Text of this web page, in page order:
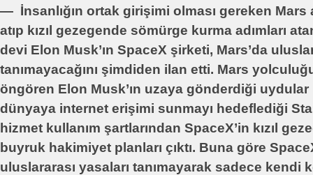
― İnsanlığın ortak girişimi olması gereken Mars
atıp kızıl gezegende sömürge kurma adımları
devi Elon Musk’ın SpaceX şirketi, Mars’da
tanımayacağını şimdiden ilan etti. Mars
öngören Elon Musk’ın uzaya gönderdiği
dünyaya internet erişimi sunmayı hedeflediği
hizmet kullanım şartlarından SpaceX’in kızıl
buyruk hakimiyet planları çıktı. Buna göre
uluslararası yasaları tanımayarak sadece kendi